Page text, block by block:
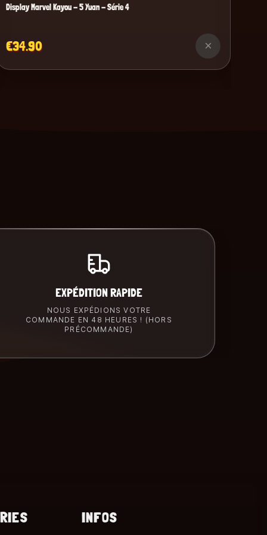
Display Marvel Kayou - 5 Yuan - Série 4
€34.90 ×
EXPÉDITION RAPIDE
NOUS EXPÉDIONS VOTRE
COMMANDE EN 48 HEURES ! (HORS
PRÉCOMMANDE)
INFOS